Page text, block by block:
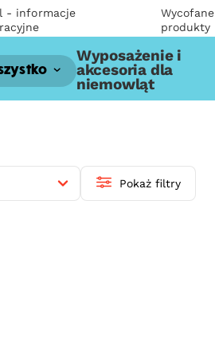
- informacje
Wycofane
produkty
Wyposażenie i
akcesoria dla
niemowląt
Pokaż filtry